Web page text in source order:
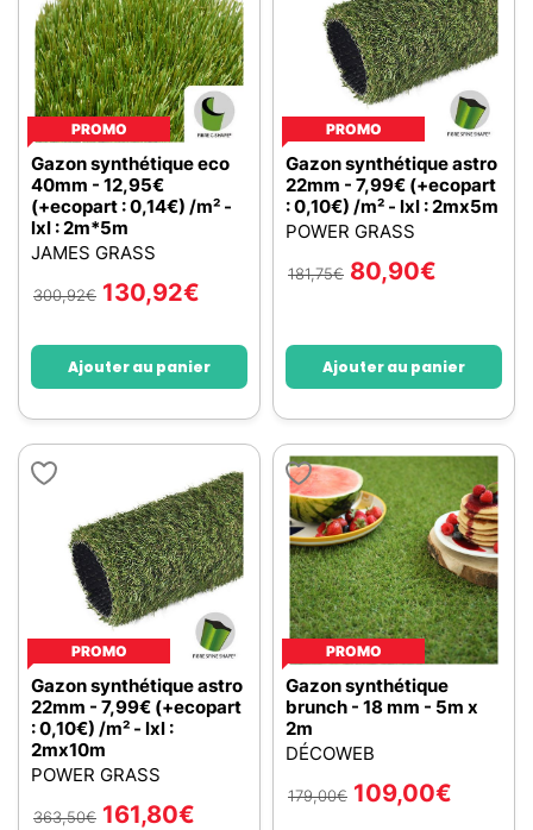
PROMO
Gazon synthétique eco
40mm - 12,95€
(+ecopart : 0,14€) /m² -
lxl : 2m*5m
JAMES GRASS
300,92€ 130,92€
Ajouter au panier
PROMO
Gazon synthétique astro
22mm - 7,99€ (+ecopart
: 0,10€) /m² - lxl : 2mx5m
POWER GRASS
181,75€ 80,90€
Ajouter au panier
PROMO
Gazon synthétique astro
22mm - 7,99€ (+ecopart
: 0,10€) /m² - lxl :
2mx10m
POWER GRASS
363,50€ 161,80€
PROMO
Gazon synthétique
brunch - 18 mm - 5m x
2m
DÉCOWEB
179,00€ 109,00€